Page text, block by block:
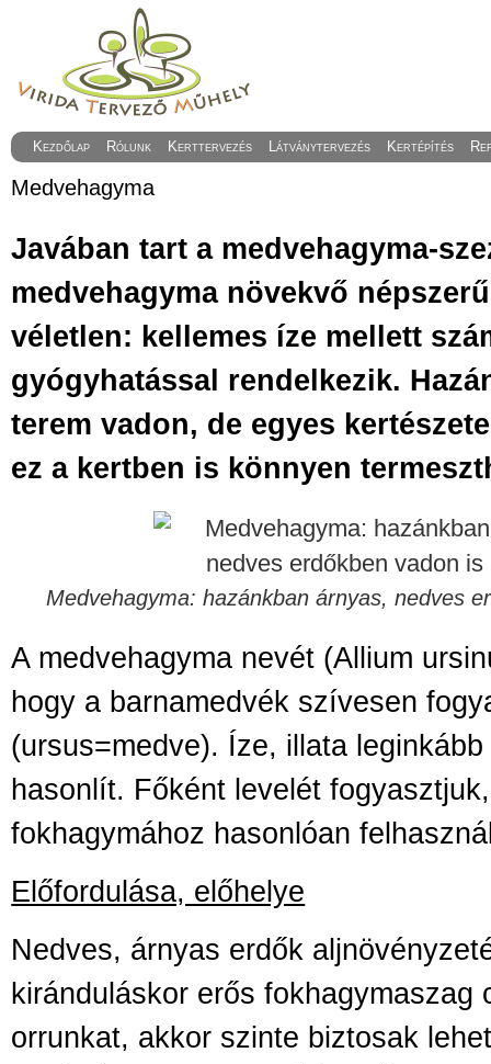
Kezdőlap Rólunk Kerttervezés Látványtervezés Kertépítés
Medvehagyma
Javában tart a medvehagyma-
medvehagyma növekvő
véletlen: kellemes íze mellett
gyógyhatással rendelkezik.
terem vadon, de egyes
ez a kertben is könnyen
Medvehagyma: hazánkban árnyas, nedves
A medvehagyma nevét (Allium
hogy a barnamedvék szívesen
(ursus=medve). Íze, illata
hasonlít. Főként levelét
fokhagymához hasonlóan
Előfordulása, előhelye
Nedves, árnyas erdők
kiránduláskor erős fokhagymaszag
orrunkat, akkor szinte biztosak